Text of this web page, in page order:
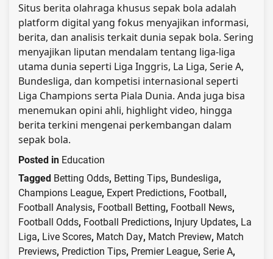
Situs berita olahraga khusus sepak bola adalah
platform digital yang fokus menyajikan informasi,
berita, dan analisis terkait dunia sepak bola. Sering
menyajikan liputan mendalam tentang liga-liga
utama dunia seperti Liga Inggris, La Liga, Serie A,
Bundesliga, dan kompetisi internasional seperti
Liga Champions serta Piala Dunia. Anda juga bisa
menemukan opini ahli, highlight video, hingga
berita terkini mengenai perkembangan dalam
sepak bola.
Posted in Education
Tagged Betting Odds, Betting Tips, Bundesliga,
Champions League, Expert Predictions, Football,
Football Analysis, Football Betting, Football News,
Football Odds, Football Predictions, Injury Updates, La
Liga, Live Scores, Match Day, Match Preview, Match
Previews, Prediction Tips, Premier League, Serie A,